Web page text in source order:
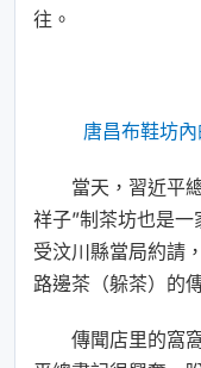
往。
唐昌布鞋坊
當天，習近平
祥子”制茶坊也是
受汶川縣當局約請
路邊茶（躲茶）的
傳聞店里的窩